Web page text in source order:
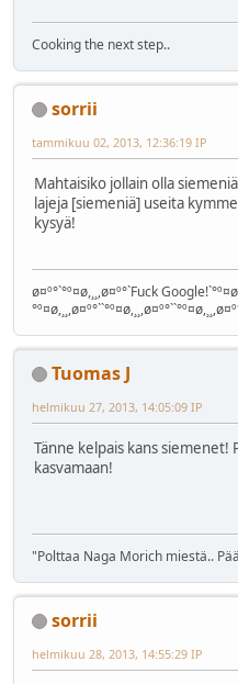
Cooking the next step..
sorrii
tammikuu 02, 2013, 12:36:19 IP
Mahtaisiko jollain olla
lajeja [siemeniä] useita
kysyä!
ø¤º°`°º¤ø,¸¸,ø¤º°`Fuck
Tuomas J
helmikuu 27, 2013, 14:05:09 IP
Tänne kelpais kans siemenet!
kasvamaan!
"Polttaa Naga Morich miestä..
sorrii
helmikuu 28, 2013, 14:55:29 IP